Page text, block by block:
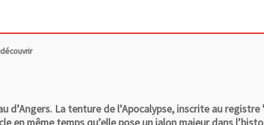
d’Angers. La tenture de l’Apocalypse, inscrite au